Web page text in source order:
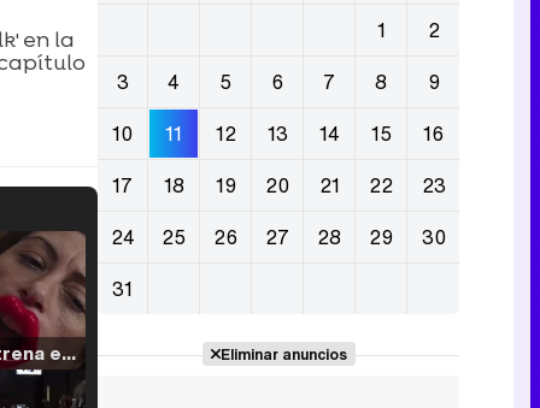
en la
Filmin estrena el tráiler de 'Millennial Mal', su nueva comedia universitaria de la mano de Lorena Iglesias
1
2
3
4 5 6 7 8
9
10
11 12 13 14 15
16
17
18 19 20 21 22
23
24
25 26 27 28 29
30
31
Eliminar anuncios